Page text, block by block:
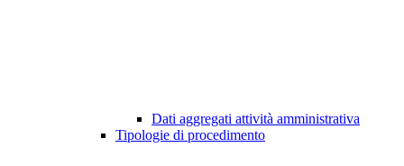
Dati aggregati attività amministrativa
Tipologie di procedimento